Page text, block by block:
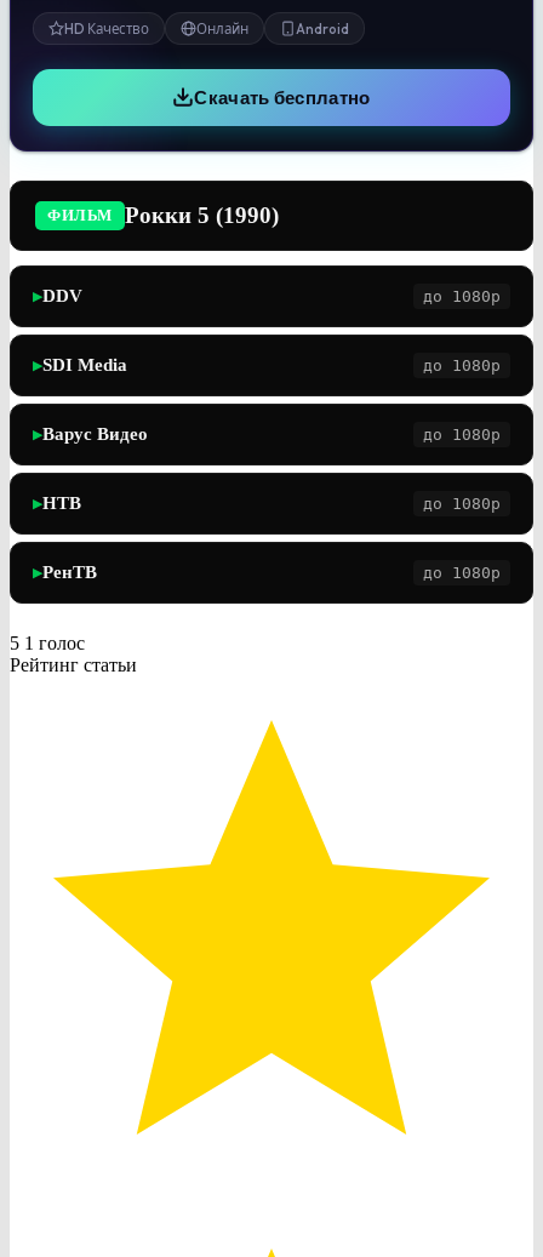
HD Качество Онлайн Android
Скачать бесплатно
ФИЛЬМ Рокки 5 (1990)
▶DDV до 1080p
▶SDI Media до 1080p
▶Варус Видео до 1080p
▶НТВ до 1080p
▶РенТВ до 1080p
5 1 голос
Рейтинг статьи